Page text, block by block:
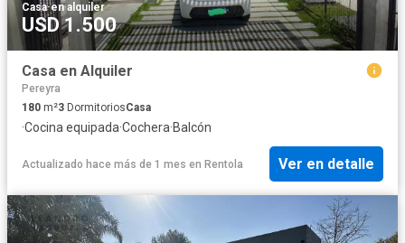
Casa·en alquiler
USD 1.500
Casa en Alquiler
Pereyra
180 m²3 DormitoriosCasa
·Cocina equipada·Cochera·Balcón
Actualizado hace más de 1 mes en Rentola Ver en detalle